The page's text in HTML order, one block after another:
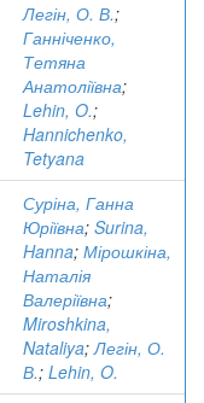
Легін, О. В.;
Ганніченко,
Тетяна
Анатоліївна;
Lehin, O.;
Hannichenko,
Tetyana
Суріна, Ганна
Юріївна; Surina,
Hanna; Мірошкіна,
Наталія
Валеріївна;
Miroshkina,
Nataliya;Легін, О.
В.; Lehin, O.